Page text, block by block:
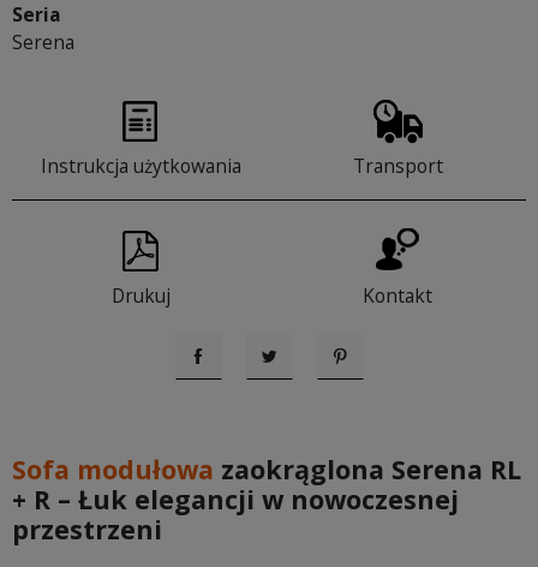
Seria
Serena
Instrukcja użytkowania Transport
Drukuj Kontakt
UdostępnijTweetujPinterest
Sofa modułowa zaokrąglona Serena RL
+ R – Łuk elegancji w nowoczesnej
przestrzeni